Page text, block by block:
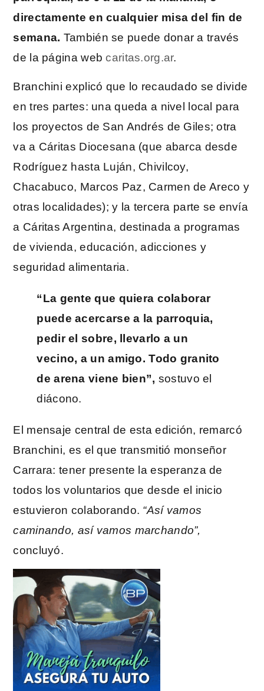
directamente en cualquier misa del fin de
semana. También se puede donar a través
de la página webcaritas.org.ar.
Branchini explicó que lo recaudado se divide
en tres partes: una queda a nivel local para
los proyectos de San Andrés de Giles; otra
va a Cáritas Diocesana (que abarca desde
Rodríguez hasta Luján, Chivilcoy,
Chacabuco, Marcos Paz, Carmen de Areco y
otras localidades); y la tercera parte se envía
a Cáritas Argentina, destinada a programas
de vivienda, educación, adicciones y
seguridad alimentaria.
“La gente que quiera colaborar
puede acercarse a la parroquia,
pedir el sobre, llevarlo a un
vecino, a un amigo. Todo granito
de arena viene bien”, sostuvo el
diácono.
El mensaje central de esta edición, remarcó
Branchini, es el que transmitió monseñor
Carrara: tener presente la esperanza de
todos los voluntarios que desde el inicio
estuvieron colaborando. “Así vamos
caminando, así vamos marchando”,
concluyó.